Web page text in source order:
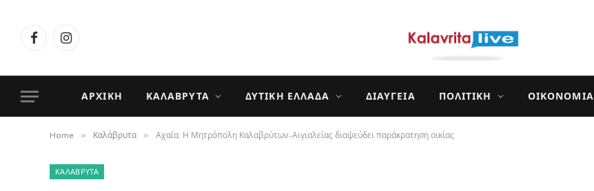
FacebookInstagram
ΑΡΧΙΚΉ ΚΑΛΆΒΡΥΤΑ ΔΥΤΙΚΉ ΕΛΛΆΔΑ ΔΙΑΎΓΕΙΑ ΠΟΛΙΤΙΚΉ ΟΙΚΟΝΟΜΊΑ
Home » Καλάβρυτα » Αχαΐα: Η Μητρόπολη Καλαβρύτων-Αιγιαλείας διαψεύδει παράκρατηση οικίας
ΚΑΛΆΒΡΥΤΑ